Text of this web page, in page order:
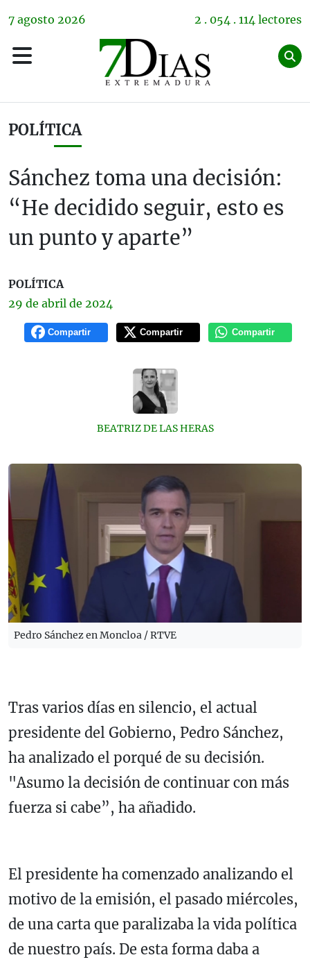
7 agosto 2026 2 . 054 . 114 lectores
POLÍTICA
Sánchez toma una decisión:
“He decidido seguir, esto es
un punto y aparte”
POLÍTICA
29 de abril de 2024
Compartir Compartir Compartir
BEATRIZ DE LAS HERAS
Pedro Sánchez en Moncloa / RTVE
Tras varios días en silencio, el actual
presidente del Gobierno, Pedro Sánchez,
ha analizado el porqué de su decisión.
"Asumo la decisión de continuar con más
fuerza si cabe”, ha añadido.
El presidente ha comenzado analizando el
motivo de la emisión, el pasado miércoles,
de una carta que paralizaba la vida política
de nuestro país. De esta forma daba a